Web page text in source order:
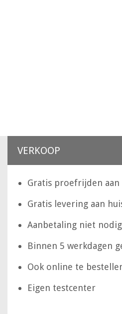
VERKOOP
Gratis proefrijden aan
Gratis levering aan
Aanbetaling niet nodig
Binnen 5 werkdagen
Ook online te
Eigen testcenter